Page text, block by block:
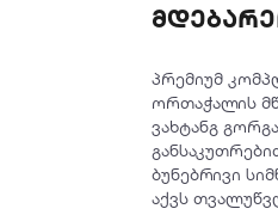
პრემიუმ
ორთაჭალის
ვახტანგ
ბუნებრივი
აქვს